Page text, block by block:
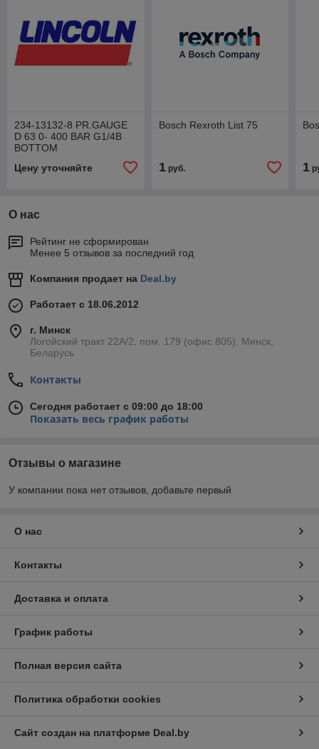
234-13132-8 PR.GAUGE
D 63 0- 400 BAR G1/4B
BOTTOM
Цену уточняйте
Bosch Rexroth List 75
1руб. 1
О нас
Рейтинг не сформирован
Менее 5 отзывов за последний год
Компания продает на Deal.by
Работает с 18.06.2012
г. Минск
Логойский тракт 22А/2, пом. 179 (офис 805), Минск,
Беларусь
Контакты
Сегодня работает с 09:00 до 18:00
Показать весь график работы
Отзывы о магазине
У компании пока нет отзывов, добавьте первый
О нас
Контакты
Доставка и оплата
График работы
Полная версия сайта
Политика обработки cookies
Сайт создан на платформе Deal.by